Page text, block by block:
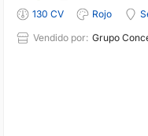
130 CV
Rojo
Vendido por: Grupo